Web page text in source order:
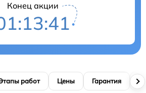
Конец акции
работ Цены Гарантия